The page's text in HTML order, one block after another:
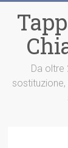
contenuto
Da oltre